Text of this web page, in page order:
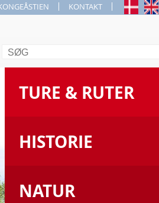
KONTAKT
Søg
TURE & RUTER
HISTORIE
NATUR